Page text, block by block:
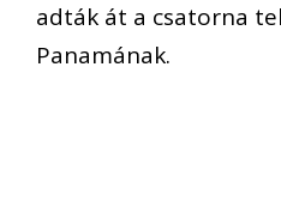
adták át a csatorna
Panamának.